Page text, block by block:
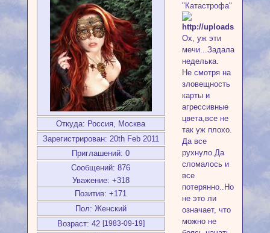
Откуда: Россия, Москва
Зарегистрирован: 20th Feb 2011
Приглашений: 0
Сообщений: 876
Уважение: +318
Позитив: +171
Пол: Женский
Возраст: 42 [1983-09-19]
"Катастрофа"
Ох, уж эти
мечи...Задалась
неделька.
Не смотря на
зловещность
карты и
агрессивные
цвета,все не
так уж плохо.
Да все
рухнуло.Да
сломалось и
все
потерянно..Но
не это ли
означает, что
можно не